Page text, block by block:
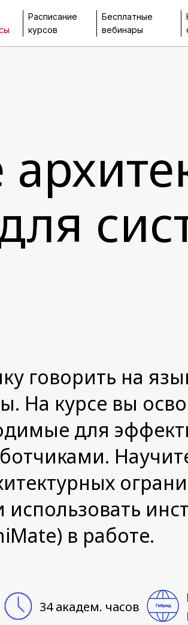
Расписание
курсов
Бесплатные
вебинары
говорить на
На курсе вы
для
в работе.
34 академ. часов